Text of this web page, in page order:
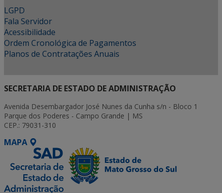
LGPD
Fala Servidor
Acessibilidade
Ordem Cronológica de Pagamentos
Planos de Contratações Anuais
SECRETARIA DE ESTADO DE ADMINISTRAÇÃO
Avenida Desembargador José Nunes da Cunha s/n - Bloco 1
Parque dos Poderes - Campo Grande | MS
CEP.: 79031-310
MAPA